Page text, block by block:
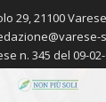
29, 21100
n. 345 del 09-
Pubblicità